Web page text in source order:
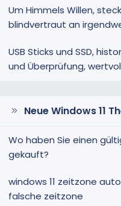
Um Himmels Willen,
blindvertraut an
USB Sticks und SSD,
und Überprüfung,
Neue Windows 11
Wo haben Sie einen
gekauft?
windows 11 zeitzone
falsche zeitzone